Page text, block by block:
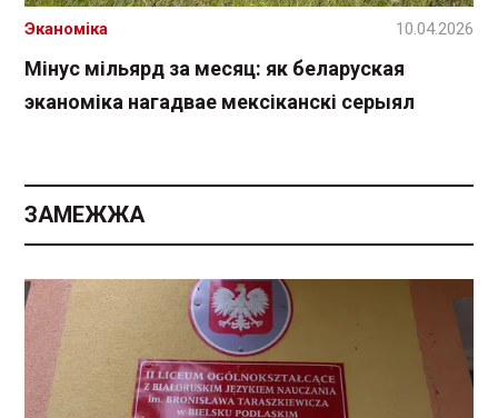
Мінус мільярд за месяц: як беларуская
эканоміка нагадвае мексіканскі серыял
Эканоміка 10.04.2026
ЗАМЕЖЖА